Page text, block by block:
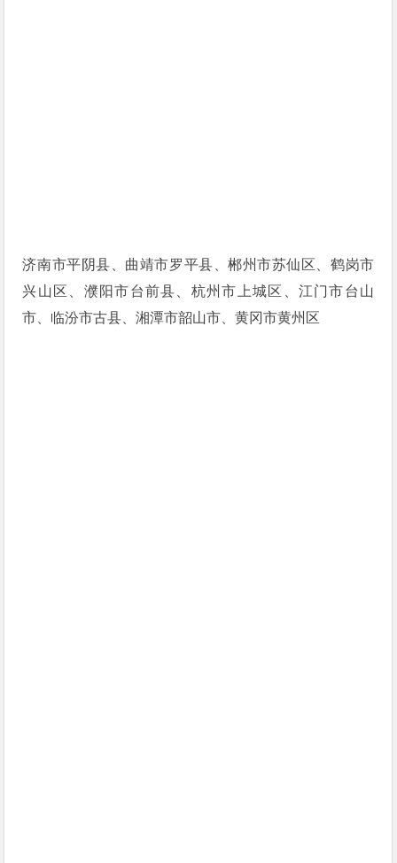
济南市平阴县、曲靖市罗平县、郴州市苏仙区、鹤岗市
兴山区、濮阳市台前县、杭州市上城区、江门市台山
市、临汾市古县、湘潭市韶山市、黄冈市黄州区